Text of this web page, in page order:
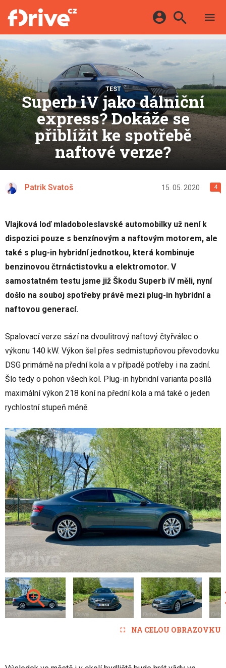
TESTY
MAPA STANIC
VIDEA
DALŠÍ
ELEKTROMOBILY
E-MOTORSPORT
OSTATNÍ
SERIÁLY
Přihlášení a registrace pomocí:
Facebook Google
Twitter Apple Microsoft
TEST
Superb iV jako dálniční
express? Dokáže se
přiblížit ke spotřebě
naftové verze?
Patrik Svatoš 15. 05. 2020 4
Vlajková loď mladoboleslavské automobilky už není k
dispozici pouze s benzínovým a naftovým motorem, ale
také s plug-in hybridní jednotkou, která kombinuje
benzinovou čtrnáctistovku a elektromotor. V
samostatném testu jsme již Škodu Superb iV měli, nyní
došlo na souboj spotřeby právě mezi plug-in hybridní a
naftovou generací.
Spalovací verze sází na dvoulitrový naftový čtyřválec o
výkonu 140 kW. Výkon šel přes sedmistupňovou převodovku
DSG primárně na přední kola a v případě potřeby i na zadní.
Šlo tedy o pohon všech kol. Plug-in hybridní varianta posílá
maximální výkon 218 koní na přední kola a má také o jeden
rychlostní stupeň méně.
NA CELOU OBRAZOVKU